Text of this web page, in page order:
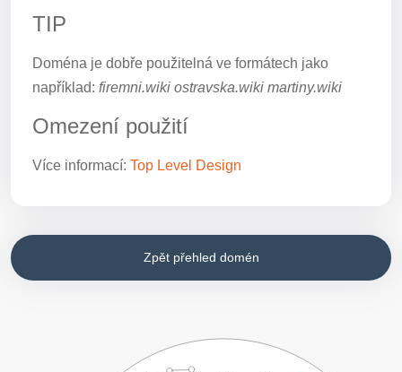
TIP
Doména je dobře použitelná ve formátech jako
například: firemni.wiki ostravska.wiki martiny.wiki
Omezení použití
Více informací: Top Level Design
Zpět přehled domén